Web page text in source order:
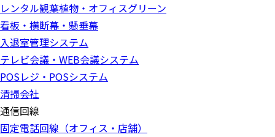
レンタル観葉植物・オフィスグリーン
看板・横断幕・懸垂幕
入退室管理システム
テレビ会議・WEB会議システム
POSレジ・POSシステム
清掃会社
通信回線
固定電話回線（オフィス・店舗）